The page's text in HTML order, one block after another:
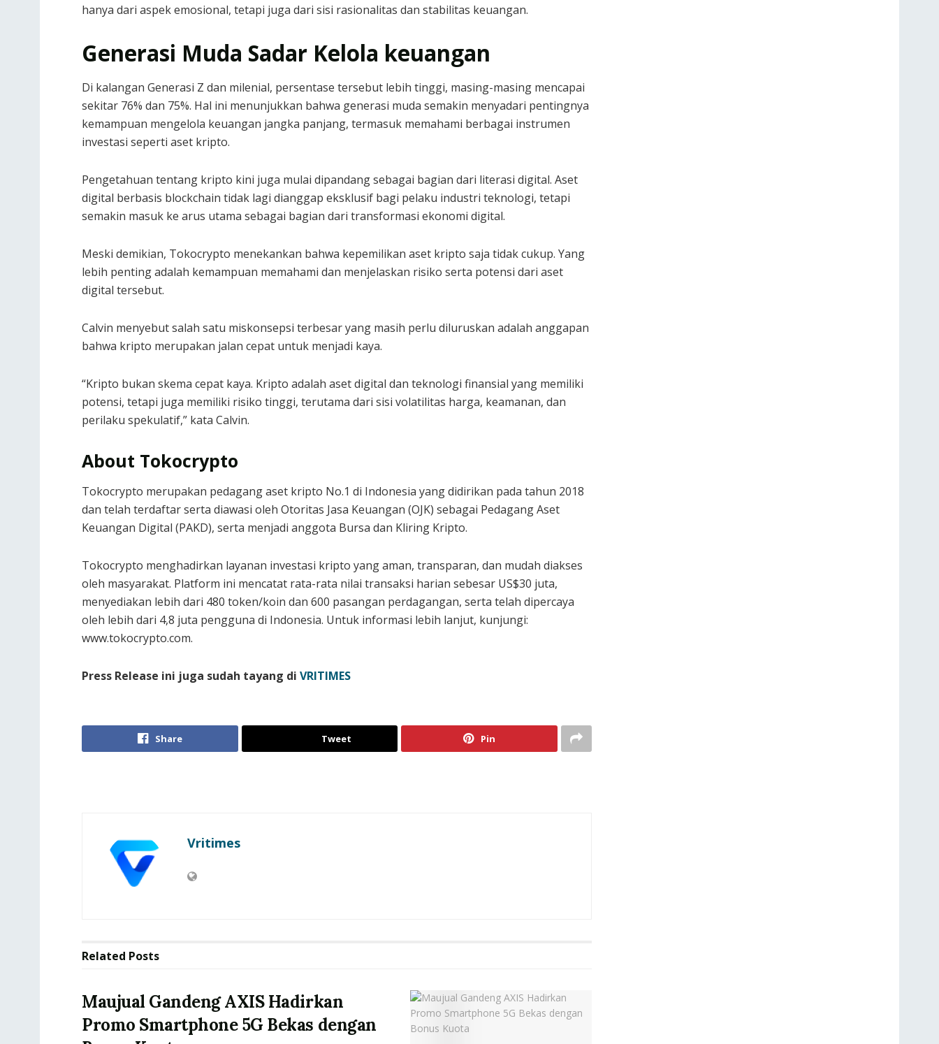
hanya dari aspek emosional, tetapi juga dari sisi rasionalitas dan stabilitas keuangan.
Generasi Muda Sadar Kelola keuangan
Di kalangan Generasi Z dan milenial, persentase tersebut lebih tinggi, masing-masing mencapai
sekitar 76% dan 75%. Hal ini menunjukkan bahwa generasi muda semakin menyadari pentingnya
kemampuan mengelola keuangan jangka panjang, termasuk memahami berbagai instrumen
investasi seperti aset kripto.
Pengetahuan tentang kripto kini juga mulai dipandang sebagai bagian dari literasi digital. Aset
digital berbasis blockchain tidak lagi dianggap eksklusif bagi pelaku industri teknologi, tetapi
semakin masuk ke arus utama sebagai bagian dari transformasi ekonomi digital.
Meski demikian, Tokocrypto menekankan bahwa kepemilikan aset kripto saja tidak cukup. Yang
lebih penting adalah kemampuan memahami dan menjelaskan risiko serta potensi dari aset
digital tersebut.
Calvin menyebut salah satu miskonsepsi terbesar yang masih perlu diluruskan adalah anggapan
bahwa kripto merupakan jalan cepat untuk menjadi kaya.
“Kripto bukan skema cepat kaya. Kripto adalah aset digital dan teknologi finansial yang memiliki
potensi, tetapi juga memiliki risiko tinggi, terutama dari sisi volatilitas harga, keamanan, dan
perilaku spekulatif,” kata Calvin.
About Tokocrypto
Tokocrypto merupakan pedagang aset kripto No.1 di Indonesia yang didirikan pada tahun 2018
dan telah terdaftar serta diawasi oleh Otoritas Jasa Keuangan (OJK) sebagai Pedagang Aset
Keuangan Digital (PAKD), serta menjadi anggota Bursa dan Kliring Kripto.
Tokocrypto menghadirkan layanan investasi kripto yang aman, transparan, dan mudah diakses
oleh masyarakat. Platform ini mencatat rata-rata nilai transaksi harian sebesar US$30 juta,
menyediakan lebih dari 480 token/koin dan 600 pasangan perdagangan, serta telah dipercaya
oleh lebih dari 4,8 juta pengguna di Indonesia. Untuk informasi lebih lanjut, kunjungi:
www.tokocrypto.com.
Press Release ini juga sudah tayang di VRITIMES
Share Tweet Pin
Vritimes
Related Posts
Maujual Gandeng AXIS Hadirkan
Promo Smartphone 5G Bekas dengan